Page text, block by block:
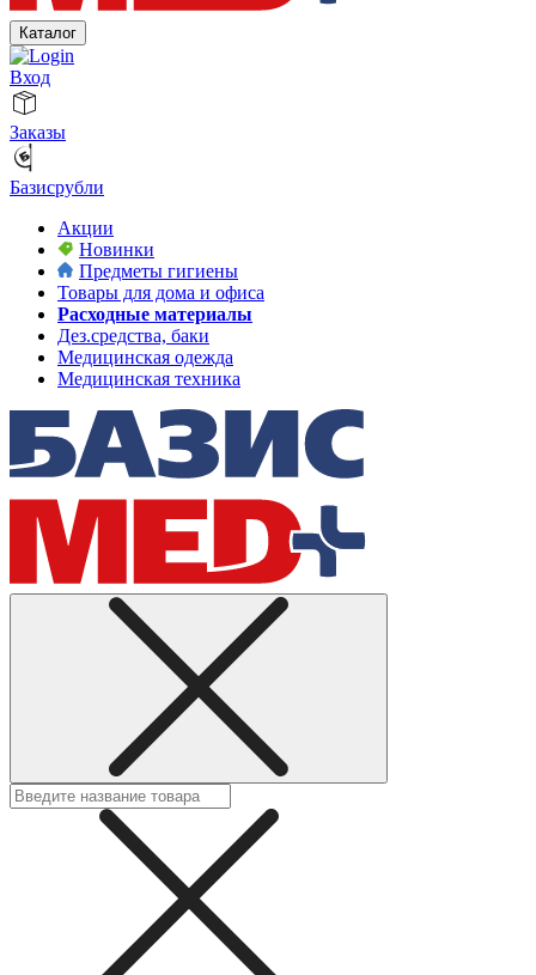
Каталог
Вход
Заказы
Базисрубли
Акции
Новинки
Предметы гигиены
Товары для дома и офиса
Расходные материалы
Дез.средства, баки
Медицинская одежда
Медицинская техника